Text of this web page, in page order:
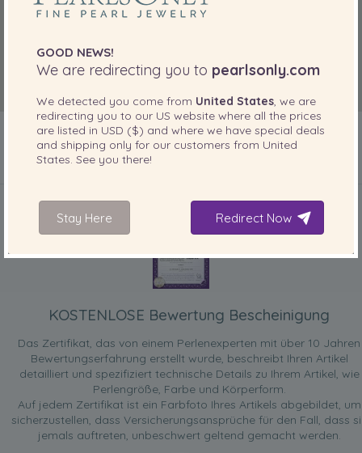
KOSTENLOSE Bewertung Bescheinigung
Das Zertifikat, das von einem Perlenexperten mit über 10 Jahren
Bewertungserfahrung erstellt wurde, beschreibt Ihren Artikel
detailliert und spezifiziert technische Details zu Ihrem Artikel, wie
Perlengröße, Farbe und Körperform.
Auf jedem Zertifikat ist ein Farbfoto Ihres Artikels abgebildet, um
sicherzustellen, dass Versicherungsansprüche für den Fall, dass
jemals auftreten, unbeschwert geltend gemacht werden.
GOOD NEWS!
We are redirecting you to pearlsonly.com
We detected you come from United States, we are
redirecting you to our US website where all the prices
are listed in USD ($) and where we have special deals
and shipping only for our customers from United
States. See you there!
Stay Here Redirect Now